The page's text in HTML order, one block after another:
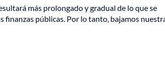
más prolongado y gradual de lo que se
públicas. Por lo tanto, bajamos